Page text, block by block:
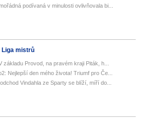
podívaná v minulosti ovlivňovala bi...
Liga mistrů
základu Provod, na pravém kraji Piták, h...
Nejlepší den mého života! Triumf pro Če...
Vindahla ze Sparty se blíží, míří do...